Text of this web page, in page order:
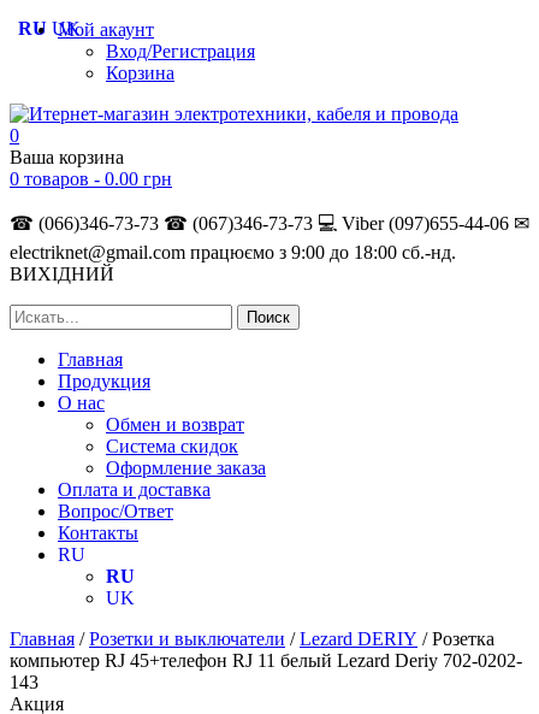
Мой акаунт
Вход/Регистрация
Корзина
0
Ваша корзина
0 товаров - 0.00 грн
☎ (066)346-73-73 ☎ (067)346-73-73 💻 Viber (097)655-44-06 ✉
electriknet@gmail.com працюємо з 9:00 до 18:00 сб.-нд.
ВИХІДНИЙ
Главная
Продукция
О нас
Обмен и возврат
Система скидок
Оформление заказа
Оплата и доставка
Вопрос/Ответ
Контакты
RU
RU
UK
Главная /Розетки и выключатели /Lezard DERIY / Розетка
компьютер RJ 45+телефон RJ 11 белый Lezard Deriy 702-0202-
143
Акция
RU UK